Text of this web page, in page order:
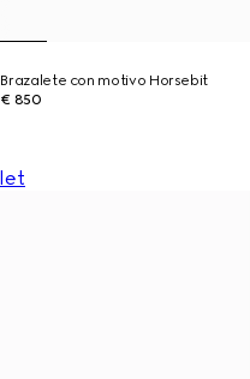
Brazalete con motivo Horsebit
€ 850